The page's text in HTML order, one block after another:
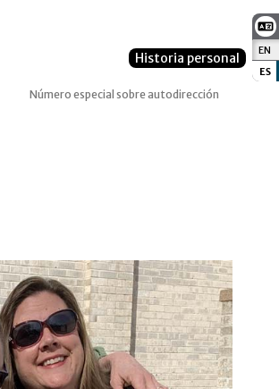
EN
ES
Historia personal
Número especial sobre autodirección